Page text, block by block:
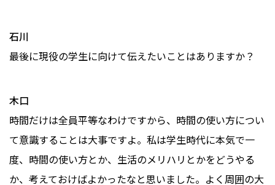
石川
最後に現役の学生に向けて伝えたいことはありますか？
木口
時間だけは全員平等なわけですから、時間の使い方につい
て意識することは大事ですよ。私は学生時代に本気で一
度、時間の使い方とか、生活のメリハリとかをどうやる
か、考えておけばよかったなと思いました。よく周囲の大